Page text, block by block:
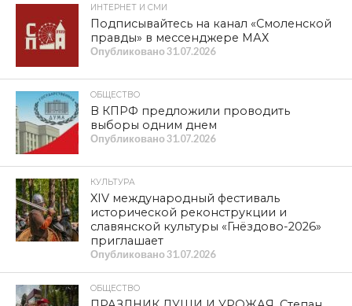
ИНТЕРНЕТ И СМИ
Подписывайтесь на канал «Смоленской
правды» в мессенджере МАХ
Опубликовано31.07.2026
ОБЩЕСТВО
В КПРФ предложили проводить
выборы одним днем
Опубликовано31.07.2026
КУЛЬТУРА
XIV международный фестиваль
исторической реконструкции и
славянской культуры «Гнёздово-2026»
приглашает
Опубликовано31.07.2026
ОБЩЕСТВО